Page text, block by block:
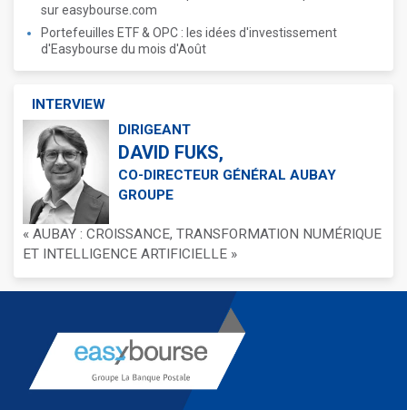
sur easybourse.com
Portefeuilles ETF & OPC : les idées d'investissement
d'Easybourse du mois d'Août
INTERVIEW
DIRIGEANT
DAVID FUKS,
CO-DIRECTEUR GÉNÉRAL AUBAY
GROUPE
« AUBAY : CROISSANCE, TRANSFORMATION NUMÉRIQUE
ET INTELLIGENCE ARTIFICIELLE »